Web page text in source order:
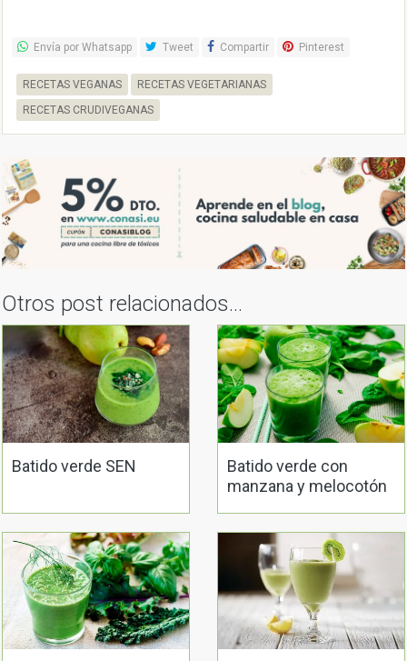
Envía por Whatsapp Tweet Compartir Pinterest
RECETAS VEGANAS
RECETAS VEGETARIANAS
RECETAS CRUDIVEGANAS
Otros post relacionados...
Batido verde SEN
Batido verde con
manzana y melocotón